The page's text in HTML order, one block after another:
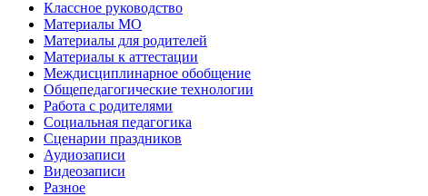
Классное руководство
Материалы МО
Материалы для родителей
Материалы к аттестации
Междисциплинарное обобщение
Общепедагогические технологии
Работа с родителями
Социальная педагогика
Сценарии праздников
Аудиозаписи
Видеозаписи
Разное